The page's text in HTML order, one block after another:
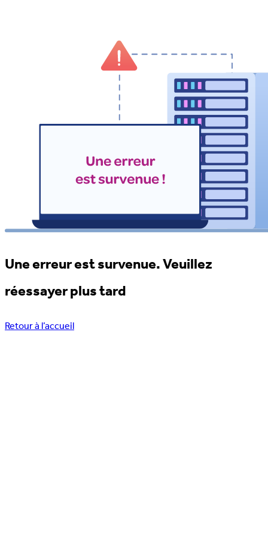
Une erreur est survenue. Veuillez
réessayer plus tard
Retour à l’accueil